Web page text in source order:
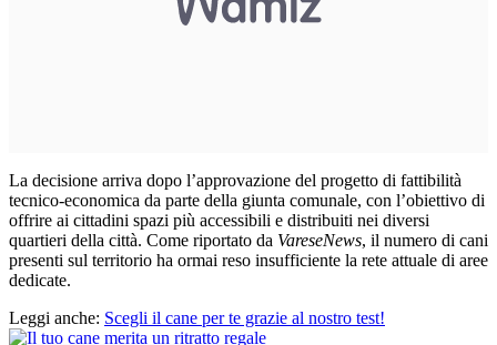
La decisione arriva dopo l’approvazione del progetto di fattibilità
tecnico-economica da parte della giunta comunale, con l’obiettivo di
offrire ai cittadini spazi più accessibili e distribuiti nei diversi
quartieri della città. Come riportato da VareseNews, il numero di cani
presenti sul territorio ha ormai reso insufficiente la rete attuale di aree
dedicate.
Leggi anche: Scegli il cane per te grazie al nostro test!